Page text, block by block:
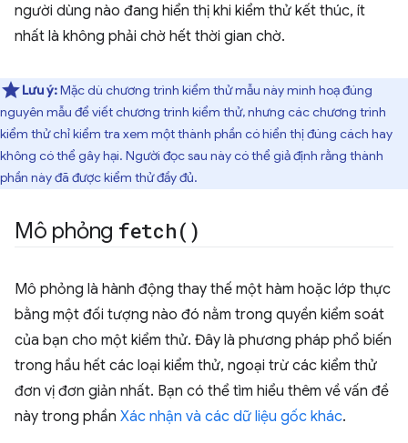
người dùng nào đang hiển thị khi kiểm thử kết thúc, ít
nhất là không phải chờ hết thời gian chờ.
Lưu ý:Mặc dù chương trình kiểm thử mẫu này minh hoạ đúng
nguyên mẫu để viết chương trình kiểm thử, nhưng các chương trình
kiểm thử chỉ kiểm tra xem một thành phần có hiển thị đúng cách hay
không có thể gây hại. Người đọc sau này có thể giả định rằng thành
phần này đã được kiểm thử đầy đủ.
Mô phỏng fetch( )
Mô phỏng là hành động thay thế một hàm hoặc lớp thực
bằng một đối tượng nào đó nằm trong quyền kiểm soát
của bạn cho một kiểm thử. Đây là phương pháp phổ biến
trong hầu hết các loại kiểm thử, ngoại trừ các kiểm thử
đơn vị đơn giản nhất. Bạn có thể tìm hiểu thêm về vấn đề
này trong phần Xác nhận và các dữ liệu gốc khác.